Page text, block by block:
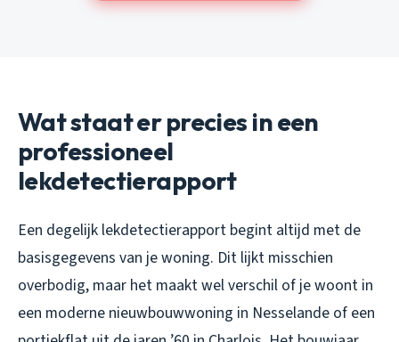
Wat staat er precies in een
professioneel
lekdetectierapport
Een degelijk lekdetectierapport begint altijd met de
basisgegevens van je woning. Dit lijkt misschien
overbodig, maar het maakt wel verschil of je woont in
een moderne nieuwbouwwoning in Nesselande of een